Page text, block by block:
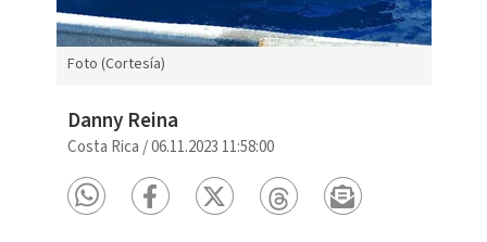
Foto (Cortesía)
Danny Reina
Costa Rica /06.11.2023 11:58:00